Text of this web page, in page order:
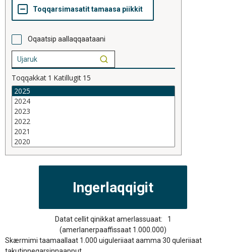
Oqaatsip aallaqqaataani
Toqqakkat 1 Katillugit 15
Datat cellit qinikkat amerlassuaat:
1
(amerlanerpaaffissaat 1.000.000)
Skærmimi taamaallaat 1.000 uiguleriiaat aamma 30 quleriiaat